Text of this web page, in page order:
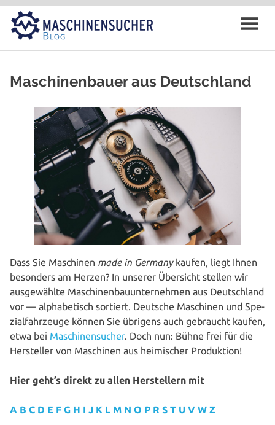
Zum
Inhalt
springen
Maschinenbauer aus Deutschland
Dass Sie Maschinen made in Germanykaufen, liegt Ihnen
besonders am Herzen? In unserer Übersicht stellen wir
aus­ge­wähl­te Maschi­nen­bau­un­ter­neh­men aus Deutsch­land
vor — alpha­be­tisch sortiert. Deutsche Maschinen und Spe­
zi­al­fahr­zeu­ge können Sie übrigens auch gebraucht kaufen,
etwa bei Maschinen­sucher. Doch nun: Bühne frei für die
Her­stel­ler von Maschinen aus hei­mi­scher Produktion!
Hier geht’s direkt zu allen Her­stel­lern mit
A B C D E F G H I J K L M N O P R S T U V W Z